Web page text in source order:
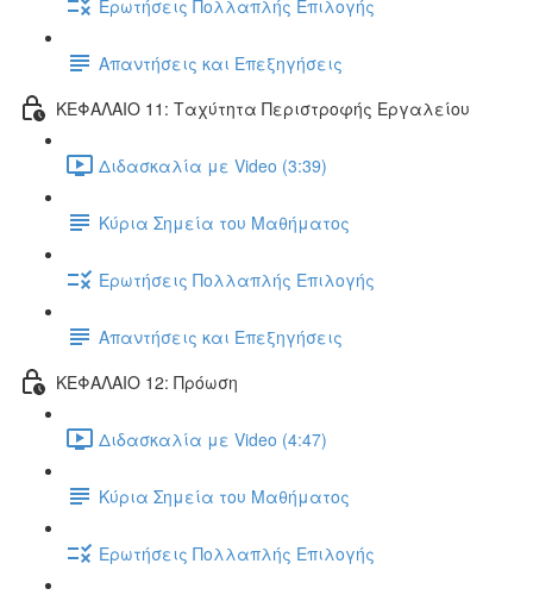
Ερωτήσεις Πολλαπλής Επιλογής
Απαντήσεις και Επεξηγήσεις
ΚΕΦΑΛΑΙΟ 11: Ταχύτητα Περιστροφής Εργαλείου
Διδασκαλία με Video (3:39)
Κύρια Σημεία του Μαθήματος
Ερωτήσεις Πολλαπλής Επιλογής
Απαντήσεις και Επεξηγήσεις
ΚΕΦΑΛΑΙΟ 12: Πρόωση
Διδασκαλία με Video (4:47)
Κύρια Σημεία του Μαθήματος
Ερωτήσεις Πολλαπλής Επιλογής